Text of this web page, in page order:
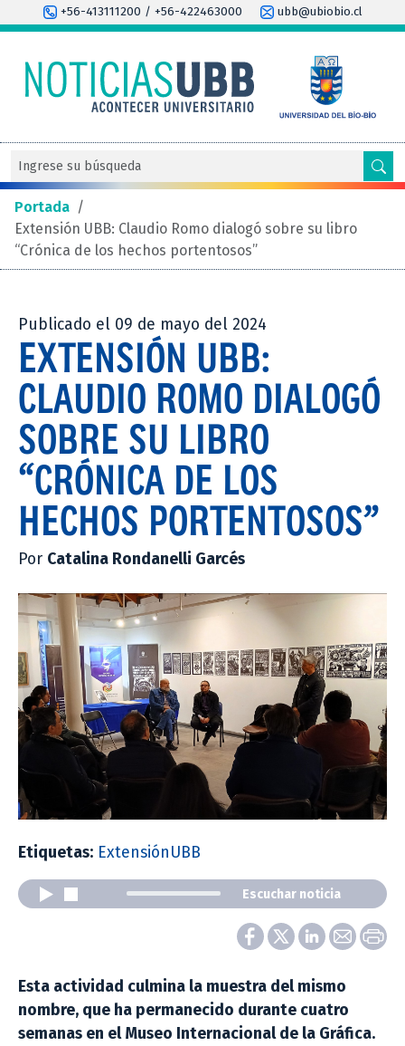
+56-413111200 / +56-422463000 ubb@ubiobio.cl
Portada /
Extensión UBB: Claudio Romo dialogó sobre su libro
“Crónica de los hechos portentosos”
Publicado el 09 de mayo del 2024
EXTENSIÓN UBB:
CLAUDIO ROMO DIALOGÓ
SOBRE SU LIBRO
“CRÓNICA DE LOS
HECHOS PORTENTOSOS”
Por Catalina Rondanelli Garcés
Etiquetas: ExtensiónUBB
Escuchar noticia
Esta actividad culmina la muestra del mismo
nombre, que ha permanecido durante cuatro
semanas en el Museo Internacional de la Gráfica.